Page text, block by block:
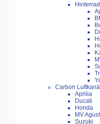
Carbon
Aprilia
Ducati
Honda
MV
Suzuki